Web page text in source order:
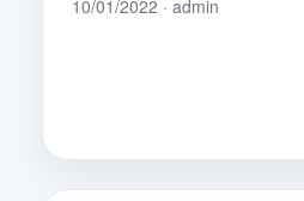
10/01/2022 · admin